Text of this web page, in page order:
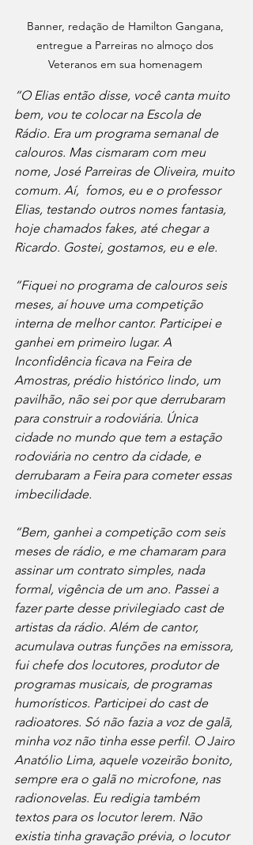
Banner, redação de Hamilton Gangana,
entregue a Parreiras no almoço dos
Veteranos em sua homenagem
“O Elias então disse, você canta muito
bem, vou te colocar na Escola de
Rádio. Era um programa semanal de
calouros. Mas cismaram com meu
nome, José Parreiras de Oliveira, muito
comum. Aí,  fomos, eu e o professor
Elias, testando outros nomes fantasia,
hoje chamados fakes, até chegar a
Ricardo. Gostei, gostamos, eu e ele.
“Fiquei no programa de calouros seis
meses, aí houve uma competição
interna de melhor cantor. Participei e
ganhei em primeiro lugar. A
Inconfidência ficava na Feira de
Amostras, prédio histórico lindo, um
pavilhão, não sei por que derrubaram
para construir a rodoviária. Única
cidade no mundo que tem a estação
rodoviária no centro da cidade, e
derrubaram a Feira para cometer essas
imbecilidade.
“Bem, ganhei a competição com seis
meses de rádio, e me chamaram para
assinar um contrato simples, nada
formal, vigência de um ano. Passei a
fazer parte desse privilegiado cast de
artistas da rádio. Além de cantor,
acumulava outras funções na emissora,
fui chefe dos locutores, produtor de
programas musicais, de programas
humorísticos. Participei do cast de
radioatores. Só não fazia a voz de galã,
minha voz não tinha esse perfil. O Jairo
Anatólio Lima, aquele vozeirão bonito,
sempre era o galã no microfone, nas
radionovelas. Eu redigia também
textos para os locutor lerem. Não
existia tinha gravação prévia, o locutor